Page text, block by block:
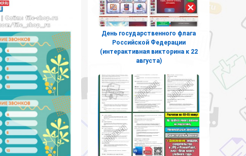
День государственного флага
Российской Федерации
(интерактивная викторина к 22
августа)